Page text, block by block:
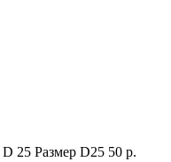
D 25 Размер D25 50 р.